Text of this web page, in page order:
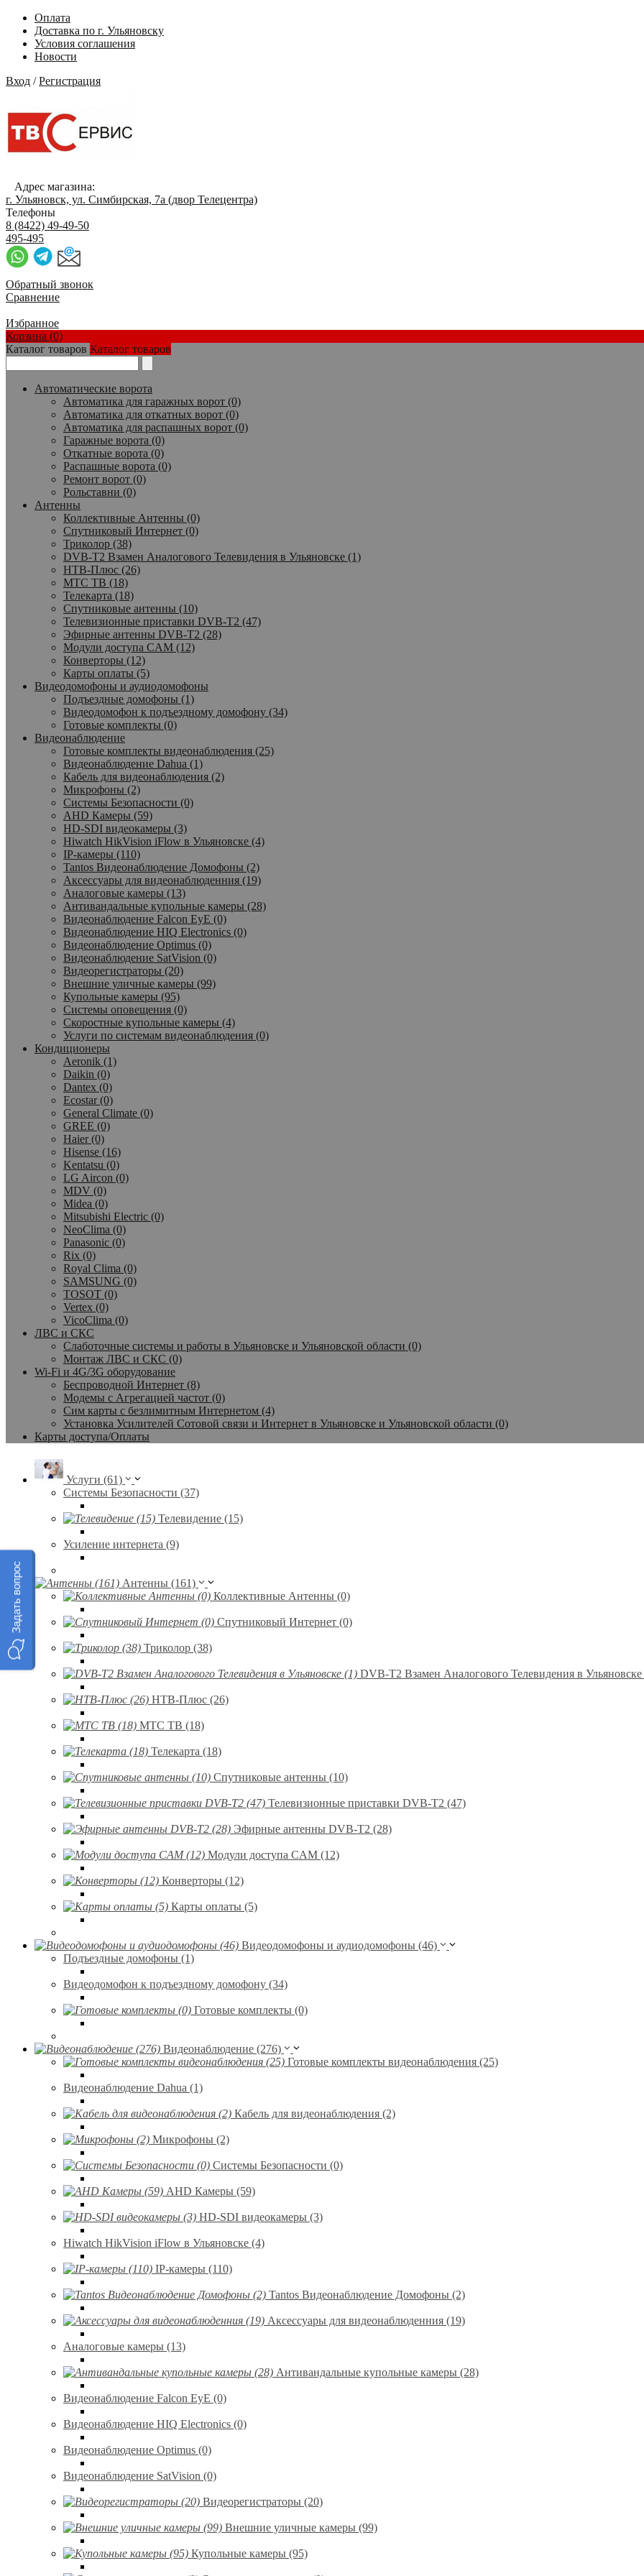
Оплата
Доставка по г. Ульяновску
Условия соглашения
Новости
Вход /Регистрация
Адрес магазина:
г. Ульяновск, ул. Симбирская, 7а (двор Телецентра)
Телефоны
8 (8422) 49-49-50
495-495
Обратный звонок
Сравнение
Избранное
Корзина (0)
Каталог товаров Каталог товаров
Автоматические ворота
Автоматика для гаражных ворот (0)
Автоматика для откатных ворот (0)
Автоматика для распашных ворот (0)
Гаражные ворота (0)
Откатные ворота (0)
Распашные ворота (0)
Ремонт ворот (0)
Рольставни (0)
Антенны
Коллективные Антенны (0)
Спутниковый Интернет (0)
Триколор (38)
DVB-T2 Взамен Аналогового Телевидения в Ульяновске (1)
НТВ-Плюс (26)
МТС ТВ (18)
Телекарта (18)
Спутниковые антенны (10)
Телевизионные приставки DVB-T2 (47)
Эфирные антенны DVB-T2 (28)
Модули доступа CAM (12)
Конверторы (12)
Карты оплаты (5)
Видеодомофоны и аудиодомофоны
Подъездные домофоны (1)
Видеодомофон к подъездному домофону (34)
Готовые комплекты (0)
Видеонаблюдение
Готовые комплекты видеонаблюдения (25)
Видеонаблюдение Dahua (1)
Кабель для видеонаблюдения (2)
Микрофоны (2)
Системы Безопасности (0)
AHD Камеры (59)
HD-SDI видеокамеры (3)
Hiwatch HikVision iFlow в Ульяновске (4)
IP-камеры (110)
Tantos Видеонаблюдение Домофоны (2)
Аксессуары для видеонаблюденния (19)
Аналоговые камеры (13)
Антивандальные купольные камеры (28)
Видеонаблюдение Falcon EyE (0)
Видеонаблюдение HIQ Electronics (0)
Видеонаблюдение Optimus (0)
Видеонаблюдение SatVision (0)
Видеорегистраторы (20)
Внешние уличные камеры (99)
Купольные камеры (95)
Системы оповещения (0)
Скоростные купольные камеры (4)
Услуги по системам видеонаблюдения (0)
Кондиционеры
Aeronik (1)
Daikin (0)
Dantex (0)
Ecostar (0)
General Climate (0)
GREE (0)
Haier (0)
Hisense (16)
Kentatsu (0)
LG Aircon (0)
MDV (0)
Midea (0)
Mitsubishi Electric (0)
NeoClima (0)
Panasonic (0)
Rix (0)
Royal Clima (0)
SAMSUNG (0)
TOSOT (0)
Vertex (0)
VicoClima (0)
ЛВС и СКС
Слаботочные системы и работы в Ульяновске и Ульяновской области (0)
Монтаж ЛВС и СКС (0)
Wi-Fi и 4G/3G оборудование
Беспроводной Интернет (8)
Модемы с Агрегацией частот (0)
Сим карты с безлимитным Интернетом (4)
Установка Усилителей Сотовой связи и Интернет в Ульяновске и Ульяновской области (0)
Карты доступа/Оплаты
Услуги (61)
Системы Безопасности (37)
Телевидение (15)
Усиление интернета (9)
Антенны (161)
Коллективные Антенны (0)
Спутниковый Интернет (0)
Триколор (38)
DVB-T2 Взамен Аналогового Телевидения в Ульяновске
НТВ-Плюс (26)
МТС ТВ (18)
Телекарта (18)
Спутниковые антенны (10)
Телевизионные приставки DVB-T2 (47)
Эфирные антенны DVB-T2 (28)
Модули доступа CAM (12)
Конверторы (12)
Карты оплаты (5)
Видеодомофоны и аудиодомофоны (46)
Подъездные домофоны (1)
Видеодомофон к подъездному домофону (34)
Готовые комплекты (0)
Видеонаблюдение (276)
Готовые комплекты видеонаблюдения (25)
Видеонаблюдение Dahua (1)
Кабель для видеонаблюдения (2)
Микрофоны (2)
Системы Безопасности (0)
AHD Камеры (59)
HD-SDI видеокамеры (3)
Hiwatch HikVision iFlow в Ульяновске (4)
IP-камеры (110)
Tantos Видеонаблюдение Домофоны (2)
Аксессуары для видеонаблюденния (19)
Аналоговые камеры (13)
Антивандальные купольные камеры (28)
Видеонаблюдение Falcon EyE (0)
Видеонаблюдение HIQ Electronics (0)
Видеонаблюдение Optimus (0)
Видеонаблюдение SatVision (0)
Видеорегистраторы (20)
Внешние уличные камеры (99)
Купольные камеры (95)
Задать вопрос